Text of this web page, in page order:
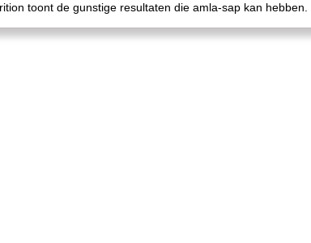
toont de gunstige resultaten die amla-sap kan hebben.